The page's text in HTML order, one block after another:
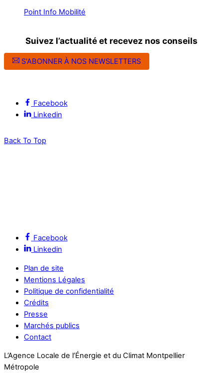
Point Info Mobilité
Suivez l’actualité et recevez nos conseils
S'ABONNER À NOS NEWSLETTERS
Facebook
Linkedin
Back To Top
Facebook
Linkedin
Plan de site
Mentions Légales
Politique de confidentialité
Crédits
Presse
Marchés publics
Contact
L’Agence Locale de l’Énergie et du Climat Montpellier
Métropole